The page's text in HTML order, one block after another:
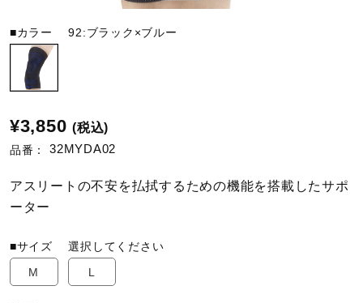
バレーボール
バドミントン
卓球
■カラー92:ブラック×ブルー
¥3,850 (税込)
品番： 32MYDA02
アスリートの不安を払拭するための機能を搭載したサポ
ーター
■サイズ選択してください
M
L